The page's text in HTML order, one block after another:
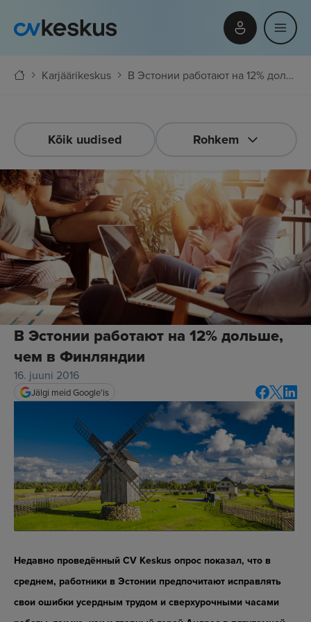
Karjäärikeskus В Эстонии работают на 12% дольше, чем в Финляндии
Kõik uudised Rohkem
В Эстонии работают на 12% дольше,
чем в Финляндии
16. juuni 2016
Jälgi meid Google'is
Недавно проведённый CV Keskus опрос показал, что в
среднем, работники в Эстонии предпочитают исправлять
свои ошибки усердным трудом и сверхурочными часами